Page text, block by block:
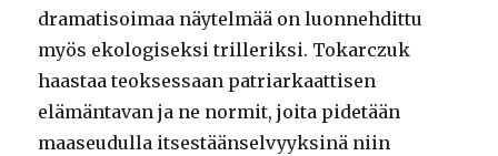
dramatisoimaa näytelmää on luonnehdittu
myös ekologiseksi trilleriksi. Tokarczuk
haastaa teoksessaan patriarkaattisen
elämäntavan ja ne normit, joita pidetään
maaseudulla itsestäänselvyyksinä niin